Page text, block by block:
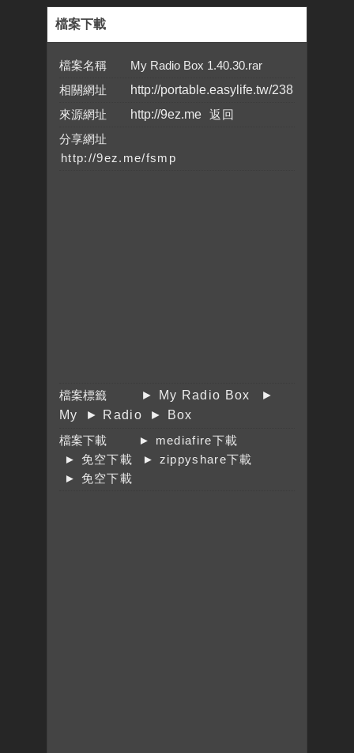
檔案下載
檔案名稱 My Radio Box 1.40.30.rar
相關網址
http://portable.easylife.tw/238
來源網址
http://9ez.me
分享網址
檔案標籤 ► My Radio Box
►
My
► Radio
► Box
檔案下載